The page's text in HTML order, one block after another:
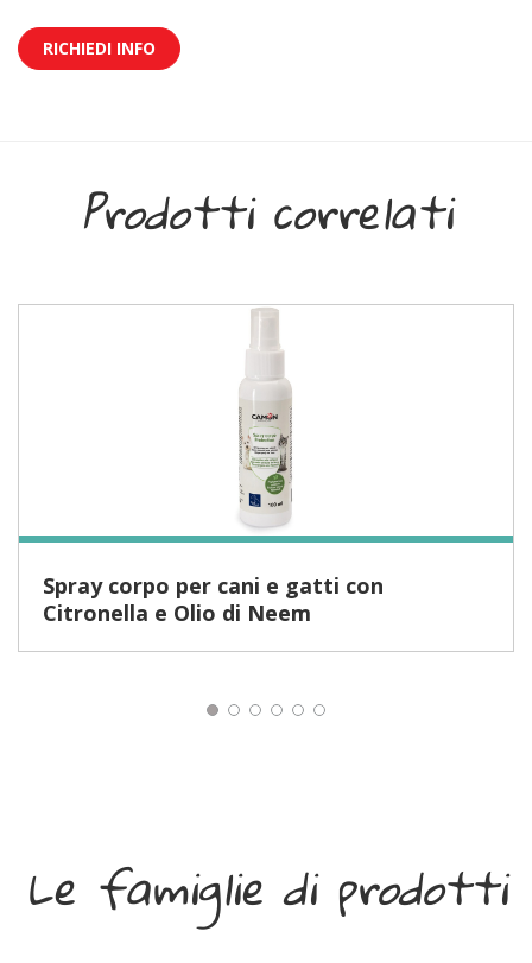
RICHIEDI INFO
Prodotti correlati
Spray corpo per cani e gatti con
Citronella e Olio di Neem
Le famiglie di prodotti